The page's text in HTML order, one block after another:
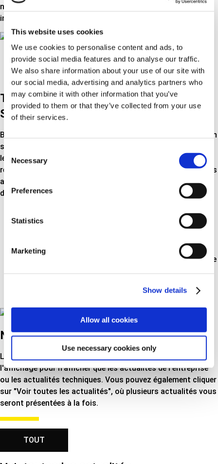
This website uses cookies
We use cookies to personalise content and ads, to
provide social media features and to analyse our traffic.
We also share information about your use of our site with
our social media, advertising and analytics partners who
may combine it with other information that you’ve
provided to them or that they’ve collected from your use
of their services.
Consent
Selection
Necessary
Preferences
Statistics
Marketing
Show details
Allow all cookies
Use necessary cookies only
nos fabricants asiatiques en faisant appel à nos propres
ingénieurs locaux.
TESTS, CONTRÔLES PONCTUELS ET
STOCK D'ÉCHANTILLONS
Bien que nous veillions à ce que les pièces détachées Triscan
soient soumises à un contrôle de qualité rigoureux lors de
leur fabrication, nous ne nous arrêtons pas là. Lors de la
réception des marchandises, nous effectuons des contrôles
aléatoires de différentes natures. Il peut s'agir par exemple
de :
Vérification des dimensions selon les dessins
techniques
stock d'échantillons
Essais fonctionnels ou de matériaux dans notre centre
NOUVELLES
Lisez les dernières nouvelles ici. Vous pouvez personnaliser
l'affichage pour n'afficher que les actualités de l'entreprise
ou les actualités techniques. Vous pouvez également cliquer
sur "Voir toutes les actualités", où plusieurs actualités vous
seront présentées à la fois.
TOUT